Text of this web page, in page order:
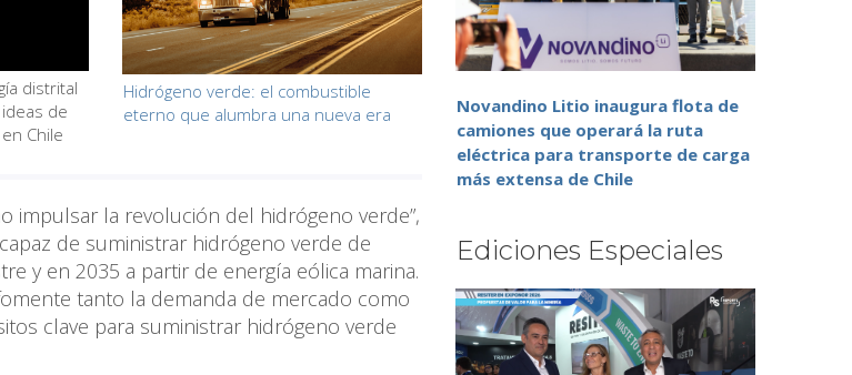
distrital
de
Chile
Hidrógeno verde: el combustible
eterno que alumbra una nueva era
impulsar la revolución del hidrógeno verde”,
de suministrar hidrógeno verde de
y en 2035 a partir de energía eólica marina.
tanto la demanda de mercado como
clave para suministrar hidrógeno verde
Novandino Litio inaugura flota de
camiones que operará la ruta
eléctrica para transporte de carga
más extensa de Chile
Ediciones Especiales